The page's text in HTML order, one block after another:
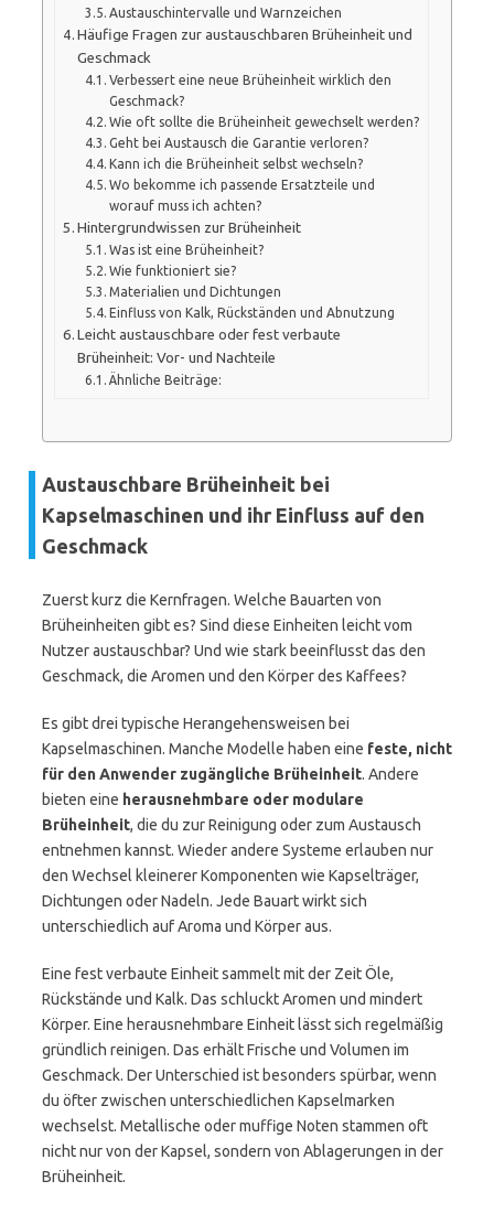
Austauschintervalle und Warnzeichen
Häufige Fragen zur austauschbaren Brüheinheit und
Geschmack
Verbessert eine neue Brüheinheit wirklich den
Geschmack?
Wie oft sollte die Brüheinheit gewechselt werden?
Geht bei Austausch die Garantie verloren?
Kann ich die Brüheinheit selbst wechseln?
Wo bekomme ich passende Ersatzteile und
worauf muss ich achten?
Hintergrundwissen zur Brüheinheit
Was ist eine Brüheinheit?
Wie funktioniert sie?
Materialien und Dichtungen
Einfluss von Kalk, Rückständen und Abnutzung
Leicht austauschbare oder fest verbaute
Brüheinheit: Vor- und Nachteile
Ähnliche Beiträge:
Austauschbare Brüheinheit bei
Kapselmaschinen und ihr Einfluss auf den
Geschmack
Zuerst kurz die Kernfragen. Welche Bauarten von
Brüheinheiten gibt es? Sind diese Einheiten leicht vom
Nutzer austauschbar? Und wie stark beeinflusst das den
Geschmack, die Aromen und den Körper des Kaffees?
Es gibt drei typische Herangehensweisen bei
Kapselmaschinen. Manche Modelle haben eine feste, nicht
für den Anwender zugängliche Brüheinheit. Andere
bieten eine herausnehmbare oder modulare
Brüheinheit, die du zur Reinigung oder zum Austausch
entnehmen kannst. Wieder andere Systeme erlauben nur
den Wechsel kleinerer Komponenten wie Kapselträger,
Dichtungen oder Nadeln. Jede Bauart wirkt sich
unterschiedlich auf Aroma und Körper aus.
Eine fest verbaute Einheit sammelt mit der Zeit Öle,
Rückstände und Kalk. Das schluckt Aromen und mindert
Körper. Eine herausnehmbare Einheit lässt sich regelmäßig
gründlich reinigen. Das erhält Frische und Volumen im
Geschmack. Der Unterschied ist besonders spürbar, wenn
du öfter zwischen unterschiedlichen Kapselmarken
wechselst. Metallische oder muffige Noten stammen oft
nicht nur von der Kapsel, sondern von Ablagerungen in der
Brüheinheit.